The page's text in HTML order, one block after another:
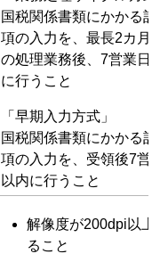
国税関係書類にかかる
項の入力を、最長2カ月
の処理業務後、7営業日
に行うこと
「早期入力方式」
国税関係書類にかかる
項の入力を、受領後7営
以内に行うこと
解像度が200dpi以上
ること